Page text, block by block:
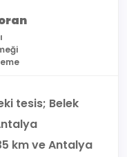
tesis; Belek
km ve Antalya